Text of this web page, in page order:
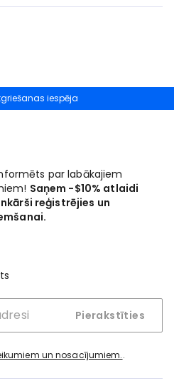
iespēja
par labākajiem
Saņem -$10% atlaidi
reģistrējies un
Pierakstīties
un nosacījumiem..